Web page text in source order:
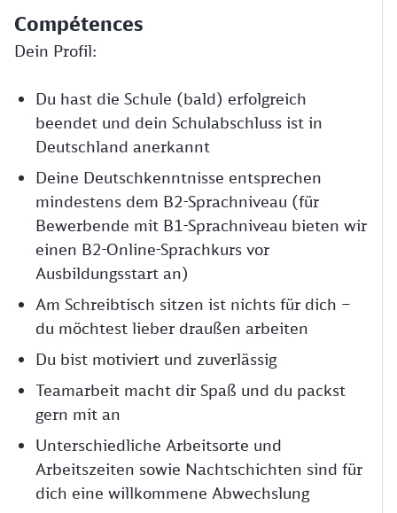
Compétences
Dein Profil:
Du hast die Schule (bald) erfolgreich
beendet und dein Schulabschluss ist in
Deutschland anerkannt
Deine Deutschkenntnisse entsprechen
mindestens dem B2-Sprachniveau (für
Bewerbende mit B1-Sprachniveau bieten wir
einen B2-Online-Sprachkurs vor
Ausbildungsstart an)
Am Schreibtisch sitzen ist nichts für dich –
du möchtest lieber draußen arbeiten
Du bist motiviert und zuverlässig
Teamarbeit macht dir Spaß und du packst
gern mit an
Unterschiedliche Arbeitsorte und
Arbeitszeiten sowie Nachtschichten sind für
dich eine willkommene Abwechslung